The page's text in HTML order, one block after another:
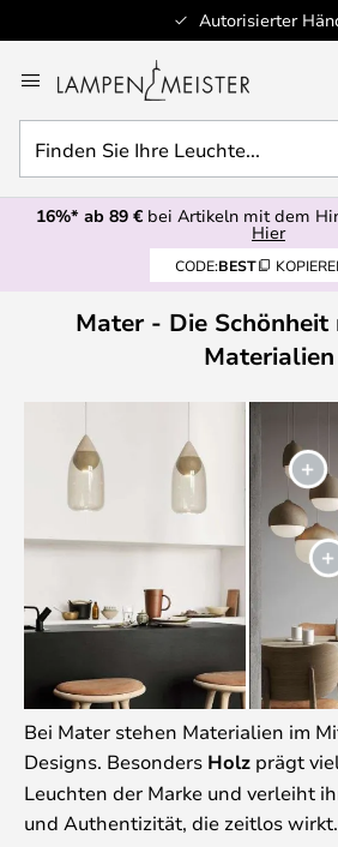
Autorisierter
Inhalt
springen
Sie
Ihre
Leuchte...
16%* ab 89 € bei Artikeln mit dem
Hier
CODE:BEST
Mater - Die
Materialien
Bei Mater stehen Materialien im
Designs. Besonders Holz prägt
Leuchten der Marke und verleiht
und Authentizität, die zeitlos wirkt.